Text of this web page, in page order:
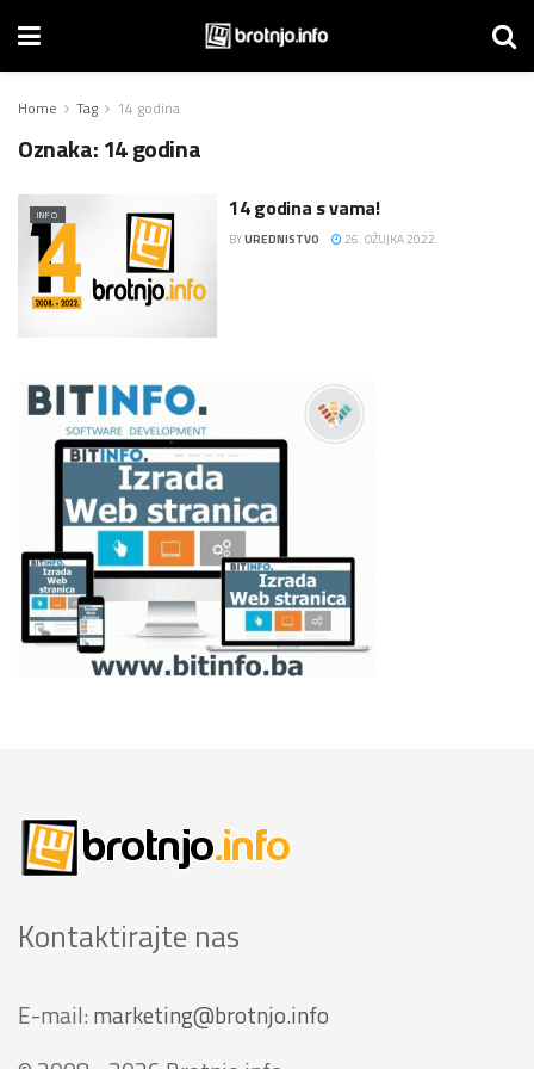
Home Tag 14 godina
Oznaka:14 godina
INFO 14 godina s vama!
BYUREDNISTVO 26. OŽUJKA 2022.
Kontaktirajte nas
E-mail: marketing@brotnjo.info